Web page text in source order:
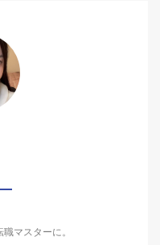
マスターに。